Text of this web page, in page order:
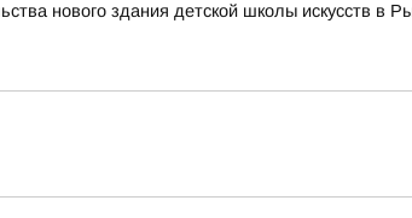
нового здания детской школы искусств в